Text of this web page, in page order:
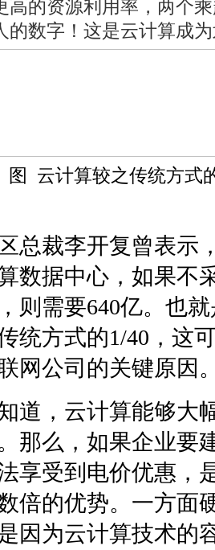
高的资源利用率，两个
的数字！这是云计算成
图 云计算较之传统方式
总裁李开复曾表示
数据中心，如果不
则需要640亿。也
统方式的1/40，这
网公司的关键原因
道，云计算能够大
那么，如果企业要
享受到电价优惠，
倍的优势。一方面
因为云计算技术的